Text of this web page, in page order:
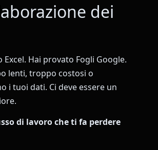
dei
Excel. Hai provato Fogli Google.
lenti, troppo costosi o
i tuoi dati. Ci deve essere un
di lavoro che ti fa perdere